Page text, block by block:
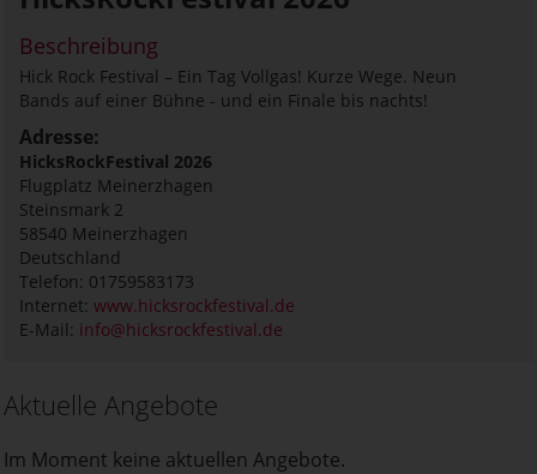
Beschreibung
Hick Rock Festival – Ein Tag Vollgas! Kurze Wege. Neun
Bands auf einer Bühne - und ein Finale bis nachts!
Adresse:
HicksRockFestival 2026
Flugplatz Meinerzhagen
Steinsmark 2
58540 Meinerzhagen
Deutschland
Telefon: 01759583173
Internet: www.hicksrockfestival.de
E-Mail: info@hicksrockfestival.de
Aktuelle Angebote
Im Moment keine aktuellen Angebote.